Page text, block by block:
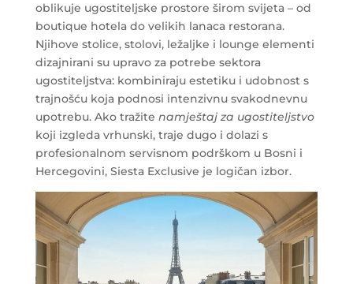
oblikuje ugostiteljske prostore širom svijeta – od
boutique hotela do velikih lanaca restorana.
Njihove stolice, stolovi, ležaljke i lounge elementi
dizajnirani su upravo za potrebe sektora
ugostiteljstva: kombiniraju estetiku i udobnost s
trajnošću koja podnosi intenzivnu svakodnevnu
upotrebu. Ako tražite namještaj za ugostiteljstvo
koji izgleda vrhunski, traje dugo i dolazi s
profesionalnom servisnom podrškom u Bosni i
Hercegovini, Siesta Exclusive je logičan izbor.